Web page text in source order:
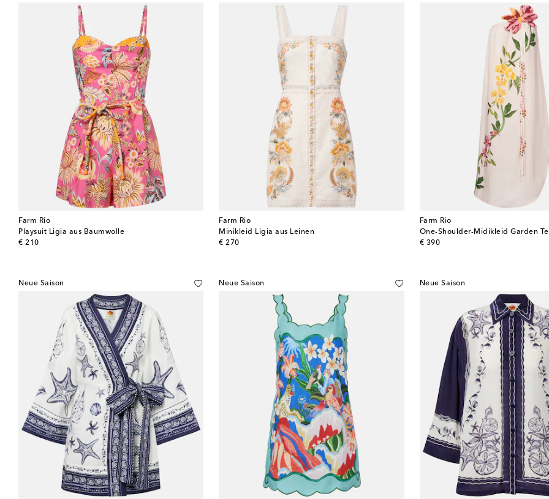
Farm Rio
Playsuit Ligia aus Baumwolle
€ 210
original price
Farm Rio
Minikleid Ligia aus Leinen
€ 270
original price
Farm Rio
€ 390
original price
Neue Saison Neue Saison Neue Saison